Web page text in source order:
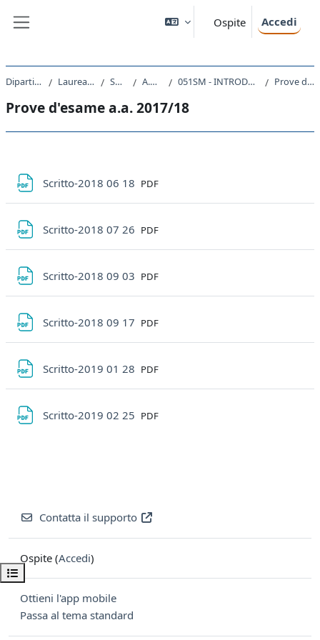
Ospite Accedi
Apri indice del corso
Dipartimento di Fisica Laurea triennale (DM270) SM20 - FISICA A.A. 2023 - 2024 051SM - INTRODUZIONE ALLA FISICA TEORICA 2023 Prove d'esame a.a. 2017/18
Prove d'esame a.a. 2017/18
Scritto-2018 06 18 File
PDF
Scritto-2018 07 26 File
PDF
Scritto-2018 09 03 File
PDF
Scritto-2018 09 17 File
PDF
Scritto-2019 01 28 File
PDF
Scritto-2019 02 25 File
PDF
Contatta il supporto
Ospite (Accedi)
Ottieni l'app mobile
Passa al tema standard